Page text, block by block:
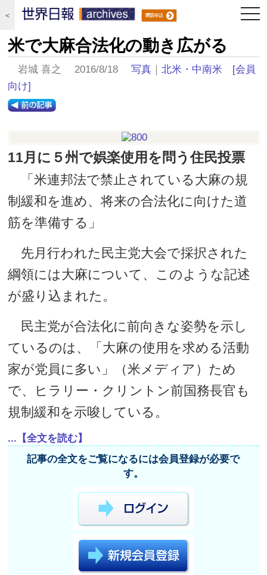
＜
米で大麻合法化の動き広がる
岩城 喜之 2016/8/18写真 ｜北米・中南米
[会員
向け]
11月に５州で娯楽使用を問う住民投票
「米連邦法で禁止されている大麻の規
制緩和を進め、将来の合法化に向けた道
筋を準備する」
先月行われた民主党大会で採択された
綱領には大麻について、このような記述
が盛り込まれた。
民主党が合法化に前向きな姿勢を示し
ているのは、「大麻の使用を求める活動
家が党員に多い」（米メディア）ため
で、ヒラリー・クリントン前国務長官も
規制緩和を示唆している。
...【全文を読む】
記事の全文をご覧になるには会員登録が必要で
す。